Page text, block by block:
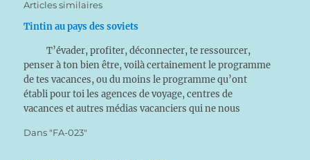
Articles similaires
Tintin au pays des soviets
T’évader, profiter, déconnecter, te ressourcer,
penser à ton bien être, voilà certainement le programme
de tes vacances, ou du moins le programme qu’ont
établi pour toi les agences de voyage, centres de
vacances et autres médias vacanciers qui ne nous
dès…
Dans "FA-023"